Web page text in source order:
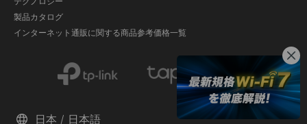
製品カタログ
インターネット通販に関する商品参考価格一覧
日本 / 日本語